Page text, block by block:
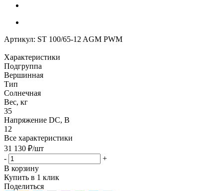
Артикул: ST 100/65-12 AGM PWM
Характеристики
Подгруппа
Вершинная
Тип
Солнечная
Вес, кг
35
Напряжение DC, В
12
Все характеристики
31 130 ₽/шт
-
+
В корзину
Купить в 1 клик
Поделиться